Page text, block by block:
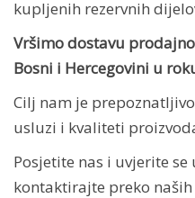
kupljenih rezervnih
Vršimo dostavu
Bosni i Hercegovini u
Cilj nam je
usluzi i kvaliteti
Posjetite nas i uvjerite
kontaktirajte preko naših